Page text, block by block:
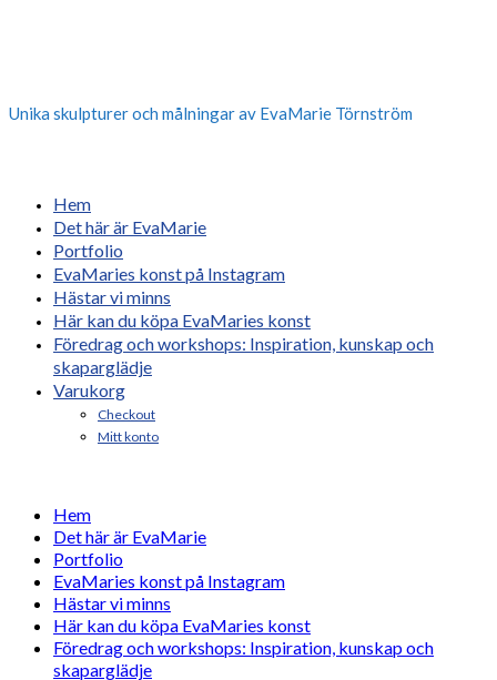
Unika skulpturer och målningar av EvaMarie Törnström
Hem
Det här är EvaMarie
Portfolio
EvaMaries konst på Instagram
Hästar vi minns
Här kan du köpa EvaMaries konst
Föredrag och workshops: Inspiration, kunskap och
skaparglädje
Varukorg
Checkout
Mitt konto
Hem
Det här är EvaMarie
Portfolio
EvaMaries konst på Instagram
Hästar vi minns
Här kan du köpa EvaMaries konst
Föredrag och workshops: Inspiration, kunskap och
skaparglädje